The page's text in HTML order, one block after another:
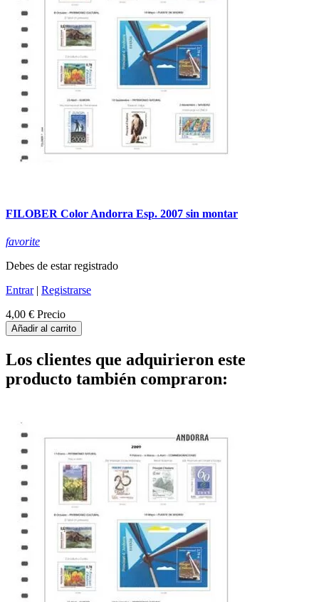
FILOBER Color Andorra Esp. 2007 sin montar
favorite
Debes de estar registrado
Entrar| Registrarse
4,00 € Precio
Añadir al carrito
Los clientes que adquirieron este
producto también compraron: